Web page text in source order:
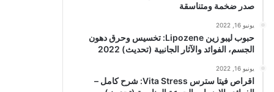
صدر ضخمة ومتناسقة
يونيو 16, 2022
حبوب ليبو زين Lipozene: تخسيس وحرق دهون
الجسم، الفوائد والآثار الجانبية (تحديث) 2022
يونيو 16, 2022
اقراص فيتا سترس Vita Stress: شرح كامل –